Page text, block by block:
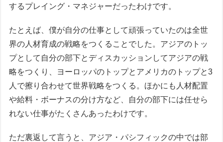
するプレイング・マネジャーだったわけです。
たとえば、僕が自分の仕事として頑張っていたのは全世
界の人材育成の戦略をつくることでした。アジアのトッ
プとして自分の部下とディスカッションしてアジアの戦
略をつくり、ヨーロッパのトップとアメリカのトップと3
人で擦り合わせて世界戦略をつくる。ほかにも人材配置
や給料・ボーナスの分け方など、自分の部下には任せら
れない仕事がたくさんあったわけです。
ただ裏返して言うと、アジア・パシフィックの中では部